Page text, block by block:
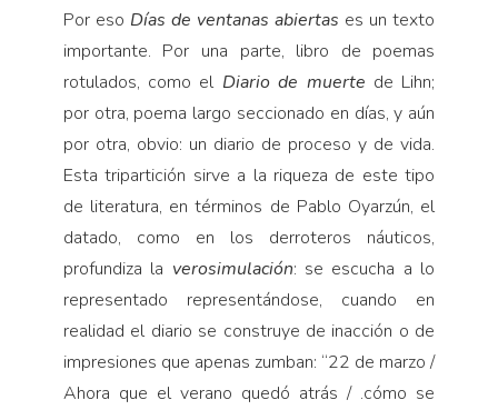
Por eso Días de ventanas abiertas es un texto
importante. Por una parte, libro de poemas
rotulados, como el Diario de muerte de Lihn;
por otra, poema largo seccionado en días, y aún
por otra, obvio: un diario de proceso y de vida.
Esta tripartición sirve a la riqueza de este tipo
de literatura, en términos de Pablo Oyarzún, el
datado, como en los derroteros náuticos,
profundiza la verosimulación: se escucha a lo
representado representándose, cuando en
realidad el diario se construye de inacción o de
impresiones que apenas zumban: “22 de marzo /
Ahora que el verano quedó atrás / .cómo se